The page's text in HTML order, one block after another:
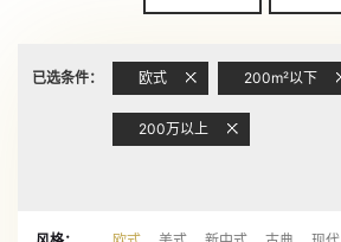
已选条件： 欧式 200m²以下
200万以上